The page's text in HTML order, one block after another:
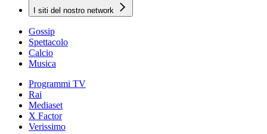
I siti del nostro network
Gossip
Spettacolo
Calcio
Musica
Programmi TV
Rai
Mediaset
X Factor
Verissimo